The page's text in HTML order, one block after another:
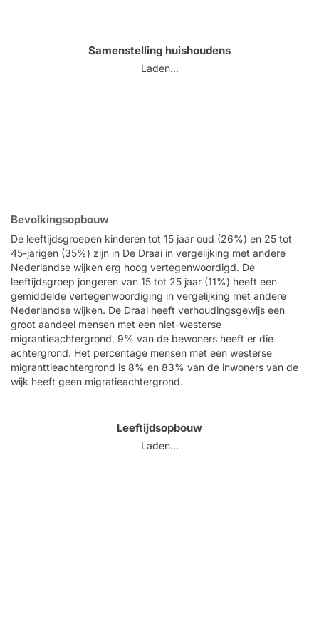
Samenstelling huishoudens
Laden...
Bevolkingsopbouw
De leeftijdsgroepen kinderen tot 15 jaar oud (26%) en 25 tot
45-jarigen (35%) zijn in De Draai in vergelijking met andere
Nederlandse wijken erg hoog vertegenwoordigd. De
leeftijdsgroep jongeren van 15 tot 25 jaar (11%) heeft een
gemiddelde vertegenwoordiging in vergelijking met andere
Nederlandse wijken. De Draai heeft verhoudingsgewijs een
groot aandeel mensen met een niet-westerse
migrantieachtergrond. 9% van de bewoners heeft er die
achtergrond. Het percentage mensen met een westerse
migranttieachtergrond is 8% en 83% van de inwoners van de
wijk heeft geen migratieachtergrond.
Leeftijdsopbouw
Laden...